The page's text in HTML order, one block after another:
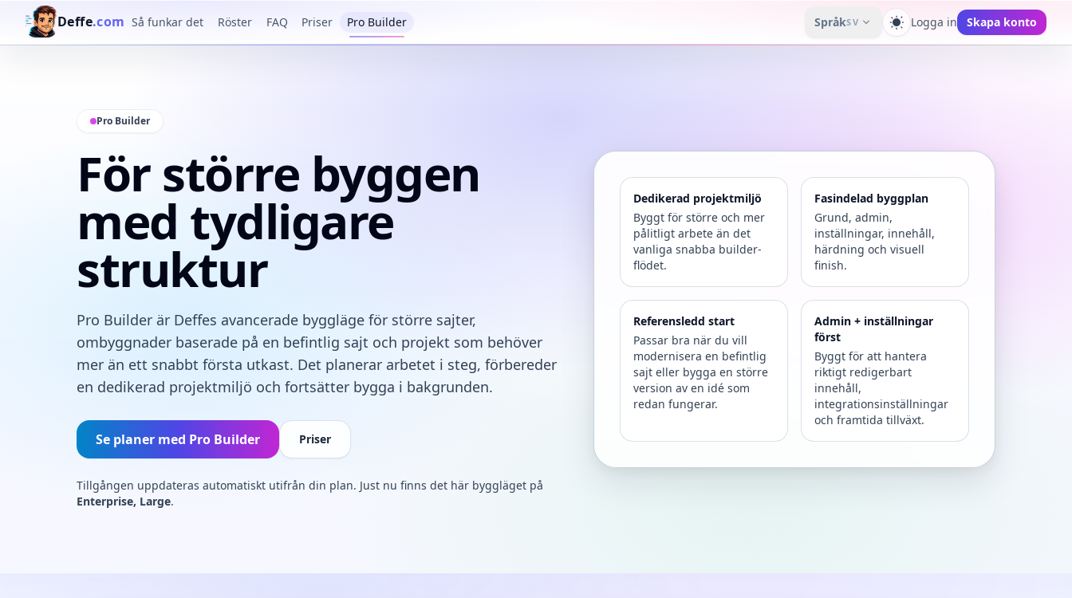
Deffe.com Så funkar det Röster FAQ Priser Pro Builder SpråkSV Växla tema
Logga in Skapa konto
Pro Builder
För större byggen
med tydligare
struktur
Pro Builder är Deffes avancerade byggläge för större sajter,
ombyggnader baserade på en befintlig sajt och projekt som behöver
mer än ett snabbt första utkast. Det planerar arbetet i steg, förbereder
en dedikerad projektmiljö och fortsätter bygga i bakgrunden.
Se planer med Pro Builder Priser
Tillgången uppdateras automatiskt utifrån din plan. Just nu finns det här byggläget på
Enterprise, Large.
Dedikerad projektmiljö
Byggt för större och mer
pålitligt arbete än det
vanliga snabba builder-
flödet.
Fasindelad byggplan
Grund, admin,
inställningar, innehåll,
härdning och visuell
finish.
Referensledd start
Passar bra när du vill
modernisera en befintlig
sajt eller bygga en större
version av en idé som
redan fungerar.
Admin + inställningar
först
Byggt för att hantera
riktigt redigerbart
innehåll,
integrationsinställningar
och framtida tillväxt.